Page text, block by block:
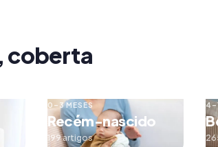
coberta
0–3 MESES
Recém-nascido
199 artigos